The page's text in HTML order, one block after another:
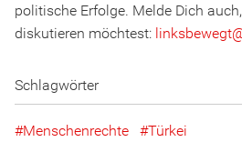
politische Erfolge. Melde Dich
diskutieren möchtest: linksbewegt
Schlagwörter
Menschenrechte Türkei